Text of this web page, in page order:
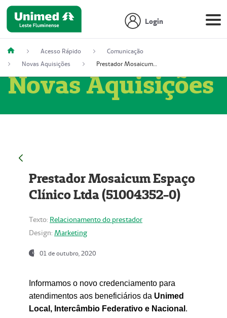
Login
Acesso Rápido
Comunicação
Novas Aquisições
Prestador Mosaicum Espaço Clínico Ltda (51004352-0)
Novas Aquisições
Prestador Mosaicum Espaço
Clínico Ltda (51004352-0)
Texto: Relacionamento do prestador
Design: Marketing
01 de outubro, 2020
Informamos o novo credenciamento para
atendimentos aos beneficiários da Unimed
Local, Intercâmbio Federativo e Nacional .